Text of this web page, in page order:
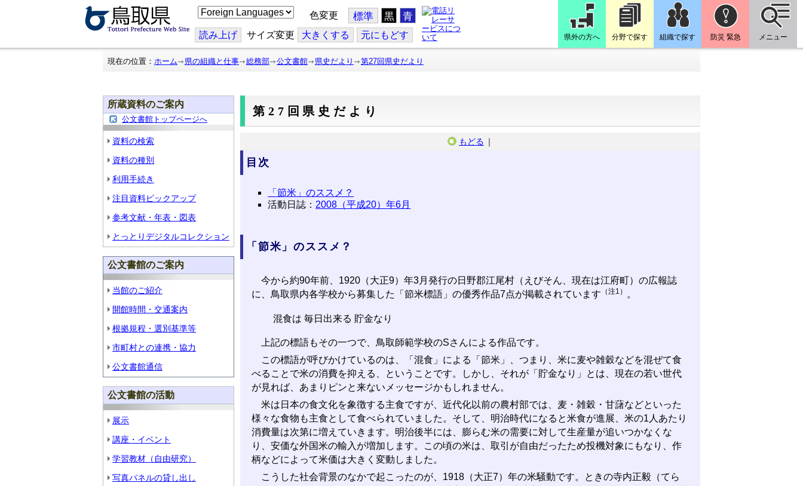
こ
の
ジ
を
翻
色変更 標準 黒 青
読み上げ サイズ変更 大きくする 元にもどす 県外の方へ 分野で探す 組織で探す 防災 緊急 メニュー
現在の位置： ホーム 県の組織と仕事 総務部 公文書館 県史だより 第27回県史だより
所蔵資料のご案内
公文書館トップページへ
資料の検索
資料の種別
利用手続き
注目資料ピックアップ
参考文献・年表・図表
とっとりデジタルコレクション
公文書館のご案内
当館のご紹介
開館時間・交通案内
根拠規程・選別基準等
市町村との連携・協力
公文書館通信
公文書館の活動
展示
講座・イベント
学習教材（自由研究）
写真パネルの貸し出し
第27回県史だより
もどる ｜
目次
「節米」のススメ？
活動日誌： 2008（平成20）年6月
「節米」のススメ？
今から約90年前、1920（大正9）年3月発行の日野郡江尾村（えびそん、現在は江府町）の広報誌
に、鳥取県内各学校から募集した「節米標語」の優秀作品7点が掲載されています （注1） 。
混食は 毎日出来る 貯金なり
上記の標語もその一つで、鳥取師範学校のSさんによる作品です。
この標語が呼びかけているのは、「混食」による「節米」、つまり、米に麦や雑穀などを混ぜて食
べることで米の消費を抑える、ということです。しかし、それが「貯金なり」とは、現在の若い世代
が見れば、あまりピンと来ないメッセージかもしれません。
米は日本の食文化を象徴する主食ですが、近代化以前の農村部では、麦・雑穀・甘藷などといった
様々な食物も主食として食べられていました。そして、明治時代になると米食が進展、米の1人あたり
消費量は次第に増えていきます。明治後半には、膨らむ米の需要に対して生産量が追いつかなくな
り、安価な外国米の輸入が増加します。この頃の米は、取引が自由だったため投機対象にもなり、作
柄などによって米価は大きく変動しました。
こうした社会背景のなかで起こったのが、1918（大正7）年の米騒動です。ときの寺内正毅（てら